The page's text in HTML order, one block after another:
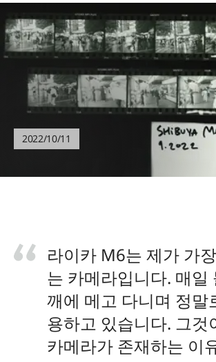
2022/10/11
라이카 M6는 제가 가
는 카메라입니다. 매일
깨에 메고 다니며 정말
용하고 있습니다. 그것
카메라가 존재하는 이